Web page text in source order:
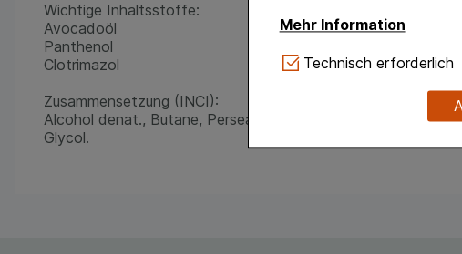
Mehr Information
Technisch Notwendig:
verzichtet werden kann.
gestalten, beispielsweise
Technisch erforderlich
Wichtige Inhaltsstoffe:
Avocadoöl
Panthenol
Clotrimazol
Zusammensetzung (INCI):
Alcohol denat., Butane, Persea Gratissima Oil, Panthenol,
Glycol.